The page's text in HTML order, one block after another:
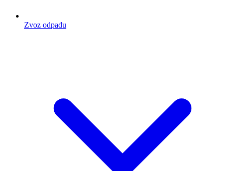
Zvoz odpadu